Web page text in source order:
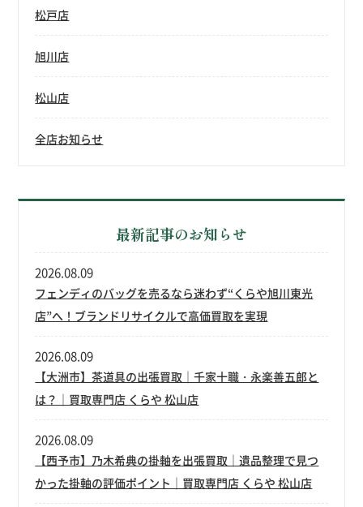
松戸店
旭川店
松山店
全店お知らせ
最新記事のお知らせ
フェンディのバッグを売るなら迷わず“くらや旭川東光
店”へ！ブランドリサイクルで高価買取を実現
2026.08.09
【大洲市】茶道具の出張買取｜千家十職・永楽善五郎と
は？｜買取専門店 くらや 松山店
2026.08.09
【西予市】乃木希典の掛軸を出張買取｜遺品整理で見つ
かった掛軸の評価ポイント｜買取専門店 くらや 松山店
2026.08.09